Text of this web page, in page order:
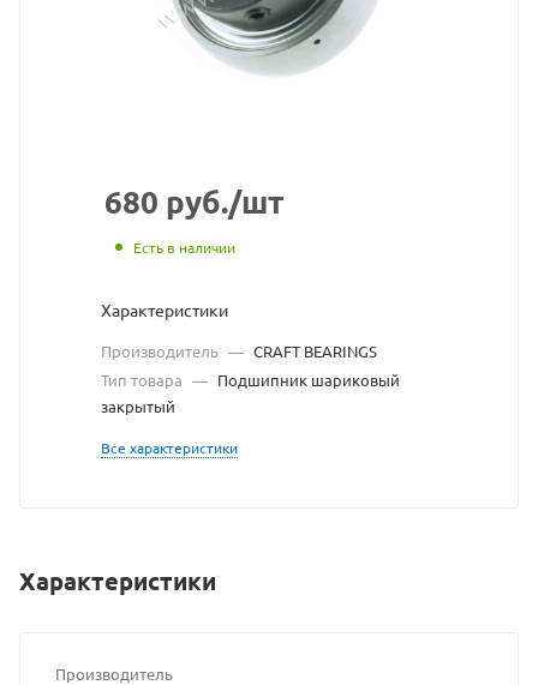
680 руб./шт
Есть в наличии
Характеристики
Производитель — CRAFT BEARINGS
Тип товара — Подшипник шариковый
закрытый
Все характеристики
Характеристики
Производитель